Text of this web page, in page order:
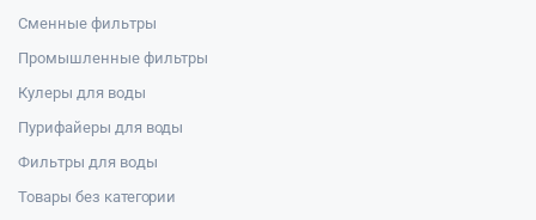
Сменные фильтры
Промышленные фильтры
Кулеры для воды
Пурифайеры для воды
Фильтры для воды
Товары без категории